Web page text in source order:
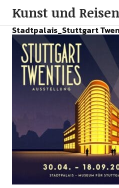
Kunst und Reisen
Stadtpalais_Stuttgart